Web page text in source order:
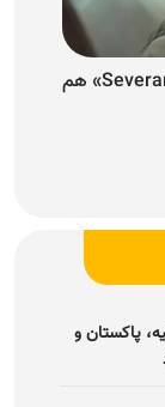
چهار سریال Apple TV که حتی از «Severance» هم
پاکستان و